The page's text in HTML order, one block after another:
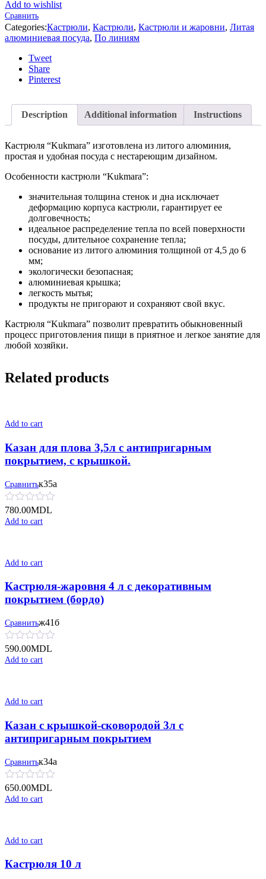
Add to wishlist
Сравнить
Categories:Кастрюли, Кастрюли, Кастрюли и жаровни, Литая
алюминиевая посуда, По линиям
Tweet
Share
Pinterest
Description Additional information Instructions
Кастрюля “Kukmara” изготовлена из литого алюминия,
простая и удобная посуда с нестареющим дизайном.
Особенности кастрюли “Kukmara”:
значительная толщина стенок и дна исключает
деформацию корпуса кастрюли, гарантирует ее
долговечность;
идеальное распределение тепла по всей поверхности
посуды, длительное сохранение тепла;
основание из литого алюминия толщиной от 4,5 до 6
мм;
экологически безопасная;
алюминиевая крышка;
легкость мытья;
продукты не пригорают и сохраняют свой вкус.
Кастрюля “Kukmara” позволит превратить обыкновенный
процесс приготовления пищи в приятное и легкое занятие для
любой хозяйки.
Related products
Add to cart
Казан для плова 3,5л c антипригарным
покрытием, с крышкой.
Сравнитьк35а
780.00MDL
Add to cart
Add to cart
Кастрюля-жаровня 4 л с декоративным
покрытием (бордо)
Сравнитьж41б
590.00MDL
Add to cart
Add to cart
Казан с крышкой-сковородой 3л с
антипригарным покрытием
Сравнитьк34а
650.00MDL
Add to cart
Add to cart
Кастрюля 10 л